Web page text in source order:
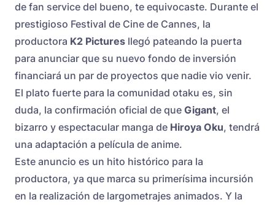
de fan service del bueno, te equivocaste. Durante el
prestigioso Festival de Cine de Cannes, la
productora K2 Pictures llegó pateando la puerta
para anunciar que su nuevo fondo de inversión
financiará un par de proyectos que nadie vio venir.
El plato fuerte para la comunidad otaku es, sin
duda, la confirmación oficial de que Gigant, el
bizarro y espectacular manga de Hiroya Oku, tendrá
una adaptación a película de anime.
Este anuncio es un hito histórico para la
productora, ya que marca su primerísima incursión
en la realización de largometrajes animados. Y la